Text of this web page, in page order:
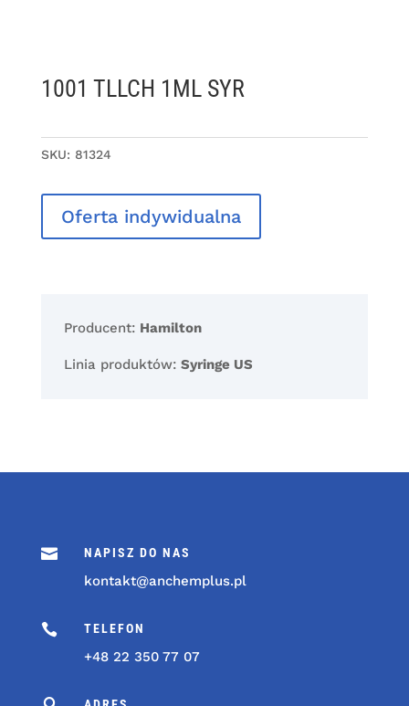
1001 TLLCH 1ML SYR
SKU: 81324
Oferta indywidualna
Producent: Hamilton
Linia produktów: Syringe US
 NAPISZ DO NAS
kontakt@anchemplus.pl
 TELEFON
+48 22 350 77 07